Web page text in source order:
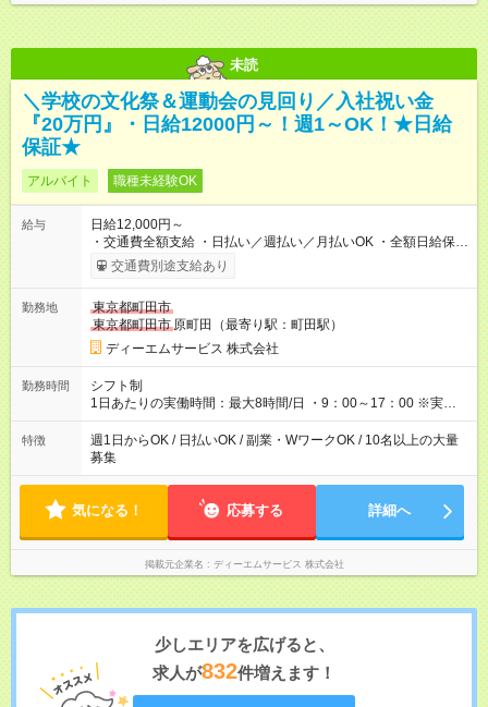
未読
＼学校の文化祭＆運動会の見回り／入社祝い金
『20万円』・日給12000円～！週1～OK！★日給
保証★
アルバイト 職種未経験OK
給与
日給12,000円～
・交通費全額支給 ・日払い／週払い／月払いOK ・全額日給保証
あり ・－・－・－・－・－・－・－・－・－・－・ ★☆入社祝
金20万円★☆ ※1勤務毎に2000円ずつ支給！ ※100勤務目で合計
－・－・－・－・－・ ≪給与例≫ 月22日働いた場合 月給：26
万4，000円 ＝12，000円×22日 ※別途交通費 ----- ■法定研修：
20時間×1，226円／合計24，520円支給 『お弁当』支給もあり♪
【試用期間】試用期間なし
交通費別途支給あり
勤務地
東京都町田市
東京都町田市 原町田（最寄り駅：町田駅）
ディーエムサービス 株式会社
勤務時間
シフト制
1日あたりの実働時間：最大8時間/日 ・9：00～17：00 ※実働8
時間・休憩1時間 ⇒実は…16時くらいには終わっちゃうことがほ
とんどです！ ★早く勤務が終わっても日給保証あり！
特徴
週1日からOK / 日払いOK / 副業・WワークOK / 10名以上の大量
募集
気になる！ 応募する 詳細へ
掲載元企業名 ディーエムサービス 株式会社
少しエリアを広げると、
求人が832件増えます！